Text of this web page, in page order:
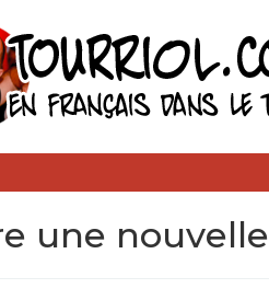
une nouvelle